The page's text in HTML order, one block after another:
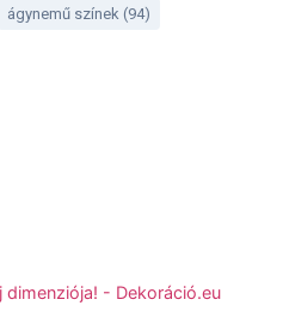
ágynemű színek (94)
dimenziója! - Dekoráció.eu